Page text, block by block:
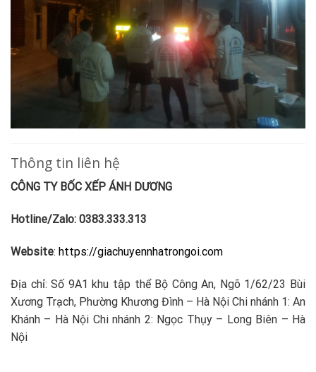
Thông tin liên hệ
CÔNG TY BỐC XẾP ÁNH DƯƠNG
Hotline/Zalo: 0383.333.313
Website: https://giachuyennhatrongoi.com
Địa chỉ: Số 9A1 khu tập thể Bộ Công An, Ngõ 1/62/23 Bùi
Xương Trạch, Phường Khương Đình – Hà Nội Chi nhánh 1: An
Khánh – Hà Nội Chi nhánh 2: Ngọc Thụy – Long Biên – Hà
Nội